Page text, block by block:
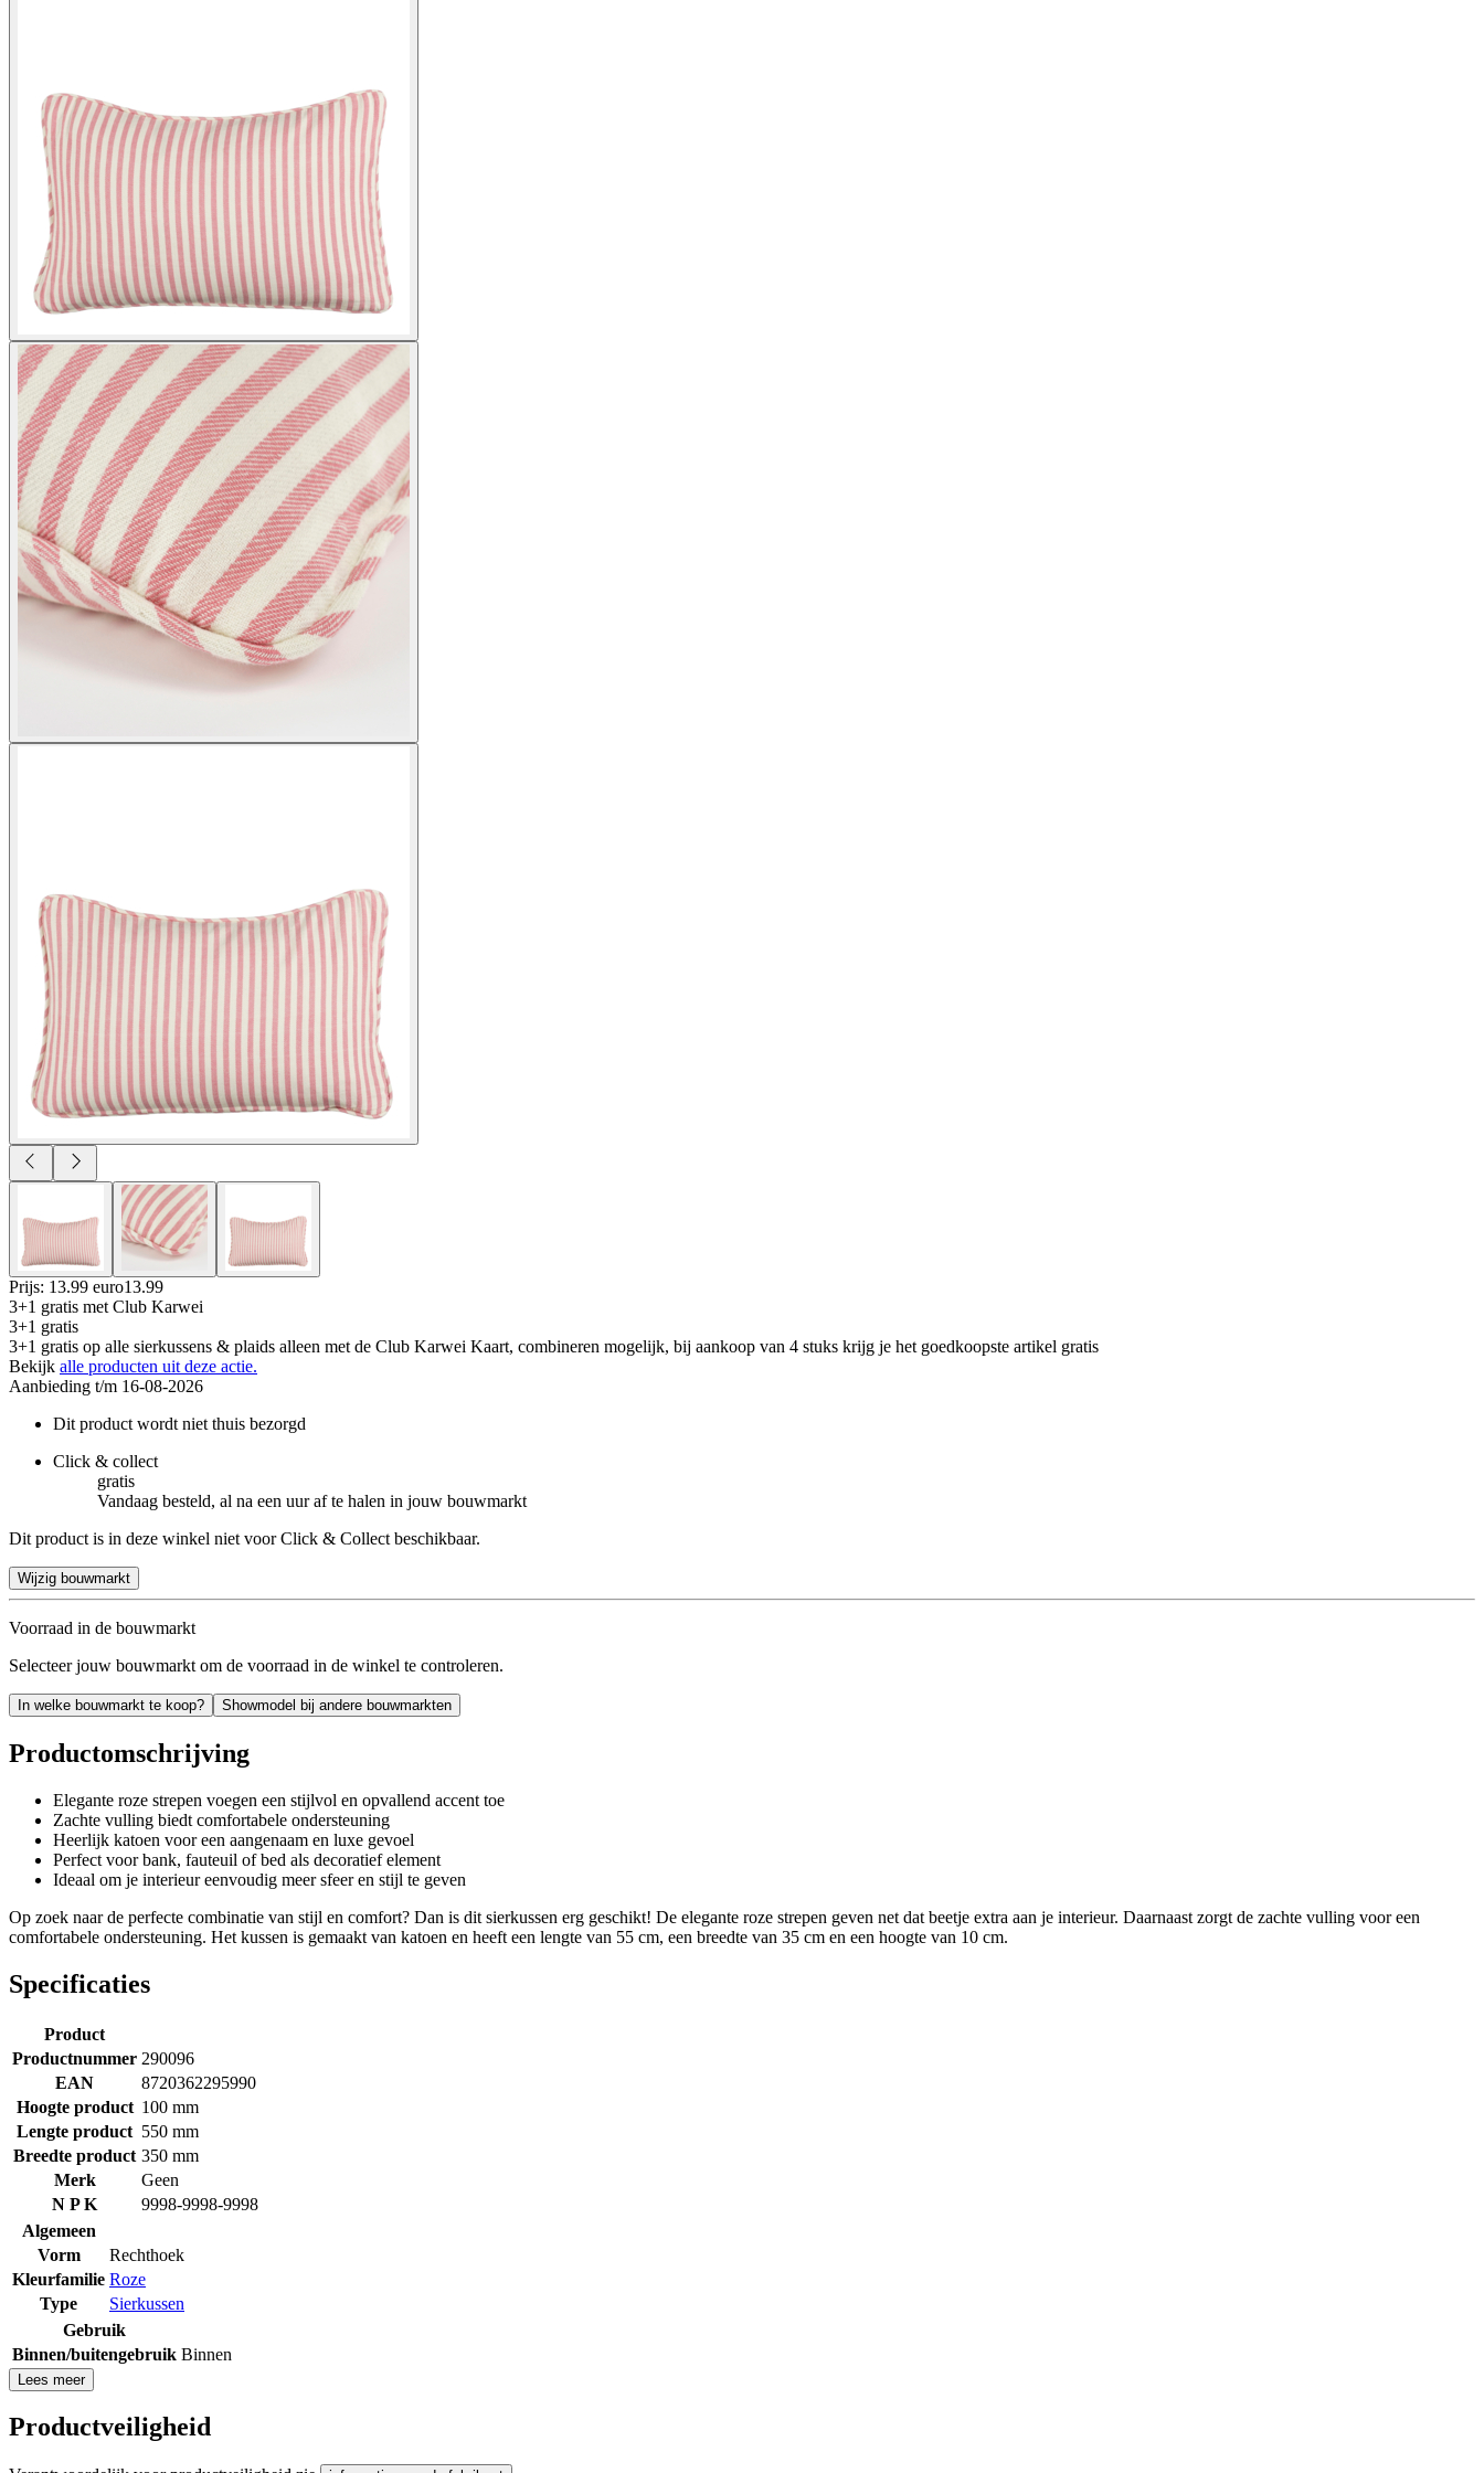
Prijs: 13.99 euro13.99
3+1 gratis met Club Karwei
3+1 gratis
3+1 gratis op alle sierkussens & plaids alleen met de Club Karwei Kaart, combineren mogelijk, bij aankoop van 4 stuks krijg je het goedkoopste artikel gratis
Bekijk alle producten uit deze actie.
Aanbieding t/m 16-08-2026
Dit product wordt niet thuis bezorgd
Click & collect
gratis
Vandaag besteld, al na een uur af te halen in jouw bouwmarkt
Dit product is in deze winkel niet voor Click & Collect beschikbaar.
Wijzig bouwmarkt
Voorraad in de bouwmarkt
Selecteer jouw bouwmarkt om de voorraad in de winkel te controleren.
In welke bouwmarkt te koop? Showmodel bij andere bouwmarkten
Productomschrijving
Elegante roze strepen voegen een stijlvol en opvallend accent toe
Zachte vulling biedt comfortabele ondersteuning
Heerlijk katoen voor een aangenaam en luxe gevoel
Perfect voor bank, fauteuil of bed als decoratief element
Ideaal om je interieur eenvoudig meer sfeer en stijl te geven
Op zoek naar de perfecte combinatie van stijl en comfort? Dan is dit sierkussen erg geschikt! De elegante roze strepen geven net dat beetje extra aan je interieur. Daarnaast zorgt de zachte vulling voor een
comfortabele ondersteuning. Het kussen is gemaakt van katoen en heeft een lengte van 55 cm, een breedte van 35 cm en een hoogte van 10 cm.
Specificaties
Product
Productnummer 290096
EAN
8720362295990
Hoogte product 100 mm
Lengte product 550 mm
Breedte product 350 mm
Merk
Geen
N P K
9998-9998-9998
Algemeen
Vorm
Rechthoek
Kleurfamilie Roze
Type
Sierkussen
Gebruik
Binnen/buitengebruik Binnen
Lees meer
Productveiligheid